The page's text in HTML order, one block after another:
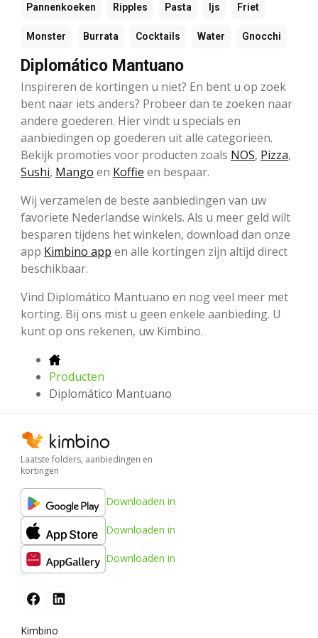
Pannenkoeken Ripples Pasta Ijs Friet
Monster Burrata Cocktails Water Gnocchi
Diplomático Mantuano
Inspireren de kortingen u niet? En bent u op zoek
bent naar iets anders? Probeer dan te zoeken naar
andere goederen. Hier vindt u specials en
aanbiedingen op goederen uit alle categorieën.
Bekijk promoties voor producten zoals NOS, Pizza,
Sushi, Mango en Koffie en bespaar.
Wij verzamelen de beste aanbiedingen van uw
favoriete Nederlandse winkels. Als u meer geld wilt
besparen tijdens het winkelen, download dan onze
app Kimbino app en alle kortingen zijn altijd direct
beschikbaar.
Vind Diplomático Mantuano en nog veel meer met
korting. Bij ons mist u geen enkele aanbieding. U
kunt op ons rekenen, uw Kimbino.
Producten
Diplomático Mantuano
Laatste folders, aanbiedingen en
kortingen
Downloaden in
Downloaden in
Downloaden in
Kimbino